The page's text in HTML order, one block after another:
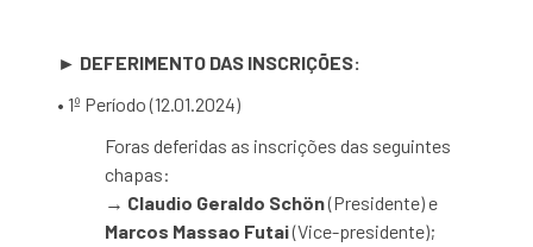
► DEFERIMENTO DAS INSCRIÇÕES:
• 1º Período (12.01.2024)
Foras deferidas as inscrições das seguintes
chapas:
→ Claudio Geraldo Schön(Presidente) e
Marcos Massao Futai(Vice-presidente);